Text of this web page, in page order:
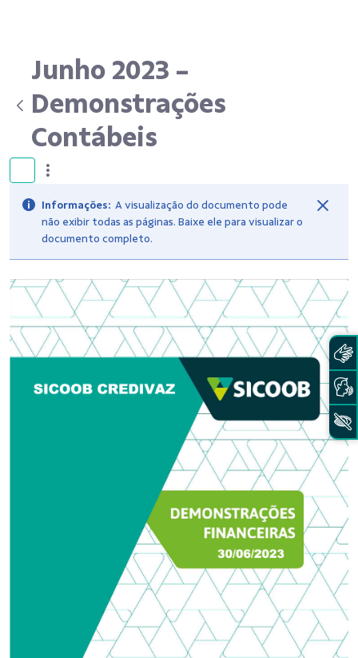
Junho 2023 -
Demonstrações
Contábeis
Informações: A visualização do documento pode
não exibir todas as páginas. Baixe ele para visualizar o
documento completo.